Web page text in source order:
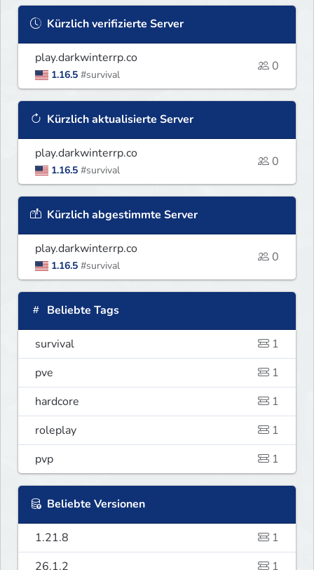
Kürzlich verifizierte Server
play.darkwinterrp.co
1.16.5 #survival
0
Kürzlich aktualisierte Server
play.darkwinterrp.co
1.16.5 #survival
0
Kürzlich abgestimmte Server
play.darkwinterrp.co
1.16.5 #survival
0
Beliebte Tags
survival
1
pve
1
hardcore
1
roleplay
1
pvp
1
Beliebte Versionen
1.21.8
1
26.1.2
1